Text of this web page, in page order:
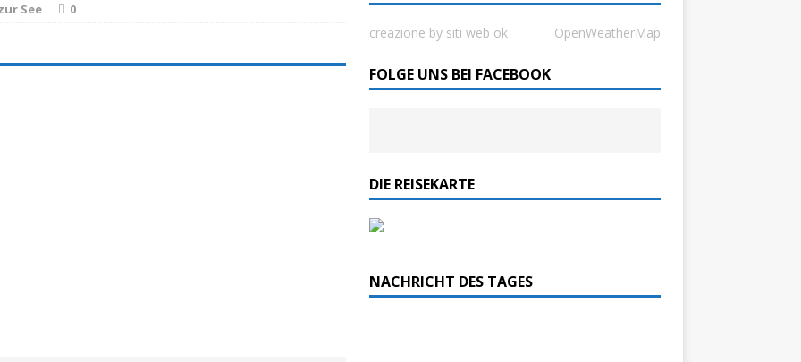
II“ der Emder Reederei AG „EMS“
See 0
creazione by siti web ok OpenWeatherMap
FOLGE UNS BEI FACEBOOK
DIE REISEKARTE
NACHRICHT DES TAGES